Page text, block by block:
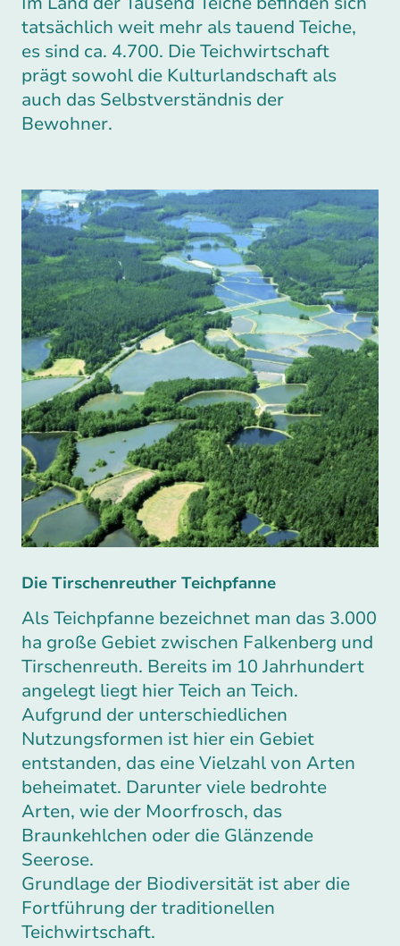
tatsächlich weit mehr als tauend Teiche,
es sind ca. 4.700. Die Teichwirtschaft
prägt sowohl die Kulturlandschaft als
auch das Selbstverständnis der
Bewohner.
Die Tirschenreuther Teichpfanne
Als Teichpfanne bezeichnet man das 3.000
ha große Gebiet zwischen Falkenberg und
Tirschenreuth. Bereits im 10 Jahrhundert
angelegt liegt hier Teich an Teich.
Aufgrund der unterschiedlichen
Nutzungsformen ist hier ein Gebiet
entstanden, das eine Vielzahl von Arten
beheimatet. Darunter viele bedrohte
Arten, wie der Moorfrosch, das
Braunkehlchen oder die Glänzende
Seerose.
Grundlage der Biodiversität ist aber die
Fortführung der traditionellen
Teichwirtschaft.